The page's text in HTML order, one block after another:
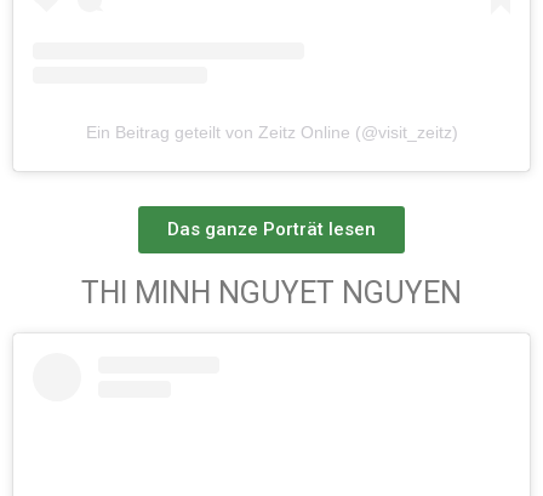
Ein Beitrag geteilt von Zeitz Online (@visit_zeitz)
Das ganze Porträt lesen
THI MINH NGUYET NGUYEN